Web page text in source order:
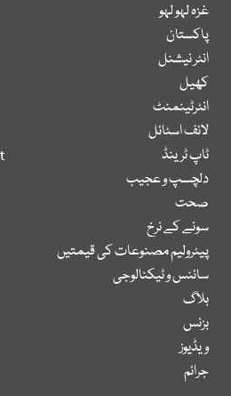
غزہ لہو لہو
پاکستان
انٹر نیشنل
کھیل
انٹرٹینمنٹ
لائف اسٹائل
ٹاپ ٹرینڈ
دلچسپ و عجیب
صحت
سونے کے نرخ
پیٹرولیم مصنوعات کی قیمتیں
سائنس و ٹیکنالوجی
بلاگ
بزنس
ویڈیوز
جرائم